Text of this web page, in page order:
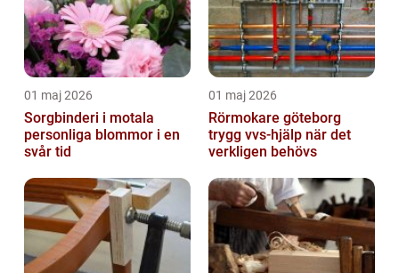
01 maj 2026
Sorgbinderi i motala
personliga blommor i en
svår tid
01 maj 2026
Rörmokare göteborg
trygg vvs-hjälp när det
verkligen behövs